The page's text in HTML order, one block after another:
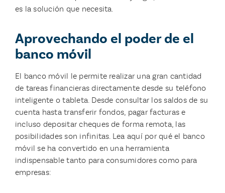
es la solución que necesita.
Aprovechando el poder de el
banco móvil
El banco móvil le permite realizar una gran cantidad
de tareas financieras directamente desde su teléfono
inteligente o tableta. Desde consultar los saldos de su
cuenta hasta transferir fondos, pagar facturas e
incluso depositar cheques de forma remota, las
posibilidades son infinitas. Lea aquí por qué el banco
móvil se ha convertido en una herramienta
indispensable tanto para consumidores como para
empresas: